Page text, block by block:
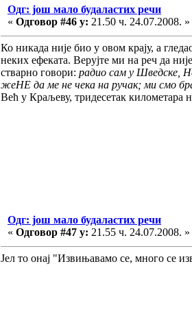
Одг: још мало будаластих речи
« Одговор #46 у: 21.50 ч. 24.07.2008. »
Ко никада није био у овом крају, а
неких ефеката. Верујте ми на реч да
стварно говори: радио сам у Шведске,
жеНЕ да ме не чека на ручак; ми смо
Већ у Краљеву, тридесетак километара
Одг: још мало будаластих речи
« Одговор #47 у: 21.55 ч. 24.07.2008. »
Јел то онај "Извињавамо се, много се